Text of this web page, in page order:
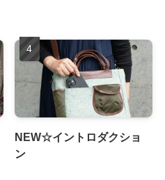
NEW☆イントロダクショ
ン